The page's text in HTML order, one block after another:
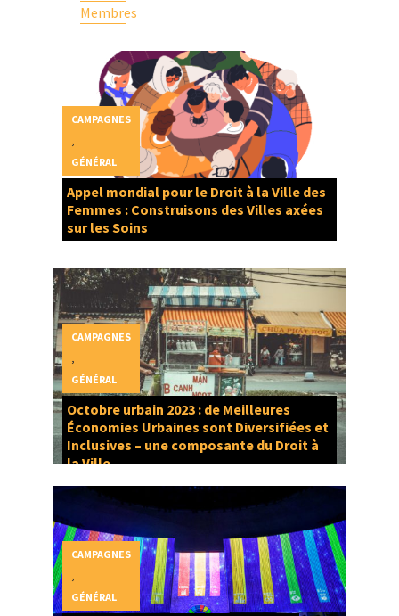
Membres
Appel mondial pour le Droit à la Ville des
Femmes : Construisons des Villes axées
sur les Soins
CAMPAGNES
,
GÉNÉRAL
Octobre urbain 2023 : de Meilleures
Économies Urbaines sont Diversifiées et
Inclusives – une composante du Droit à
la Ville
CAMPAGNES
,
GÉNÉRAL
CAMPAGNES
,
GÉNÉRAL